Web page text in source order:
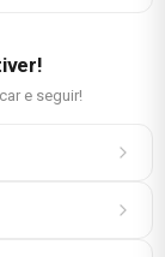
e seguir!